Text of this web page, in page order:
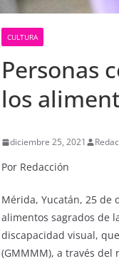
CULTURA
Personas
los
diciembre 25, 2021
Por Redacción
Mérida, Yucatán, 25 de
alimentos sagrados de
discapacidad visual,
(GMMMM), a través del